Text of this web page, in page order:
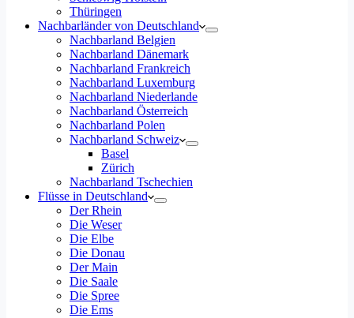
Thüringen
Nachbarländer von Deutschland
Nachbarland Belgien
Nachbarland Dänemark
Nachbarland Frankreich
Nachbarland Luxemburg
Nachbarland Niederlande
Nachbarland Österreich
Nachbarland Polen
Nachbarland Schweiz
Basel
Zürich
Nachbarland Tschechien
Flüsse in Deutschland
Der Rhein
Die Weser
Die Elbe
Die Donau
Der Main
Die Saale
Die Spree
Die Ems